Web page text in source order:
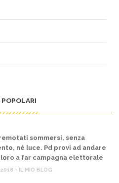
sommersi, senza
né luce. Pd provi ad andare
loro a far campagna elettorale
- IL MIO BLOG